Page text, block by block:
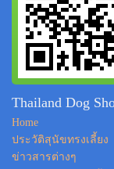
Thailand Dog
Home
ประวัติสุนัขทรงเลี้ยง
ข่าวสารต่างๆ